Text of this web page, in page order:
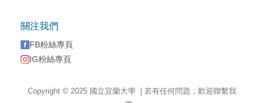
關注我們
FB粉絲專頁
IG粉絲專頁
Copyright © 2025 國立宜蘭大學 | 若有任何問題，歡迎聯繫我